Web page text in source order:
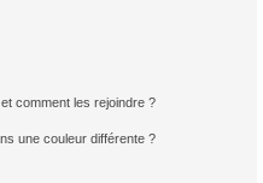
comment les rejoindre ?
une couleur différente ?